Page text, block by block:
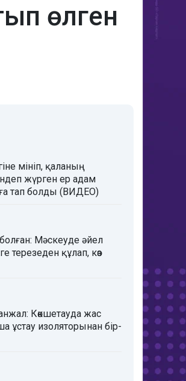
өлген
мініп, қаланың
жүрген ер адам
тап болды (ВИДЕО)
Мәскеуде әйел
терезеден құлап, көз
Көкшетауда жас
ұстау изоляторынан бір-